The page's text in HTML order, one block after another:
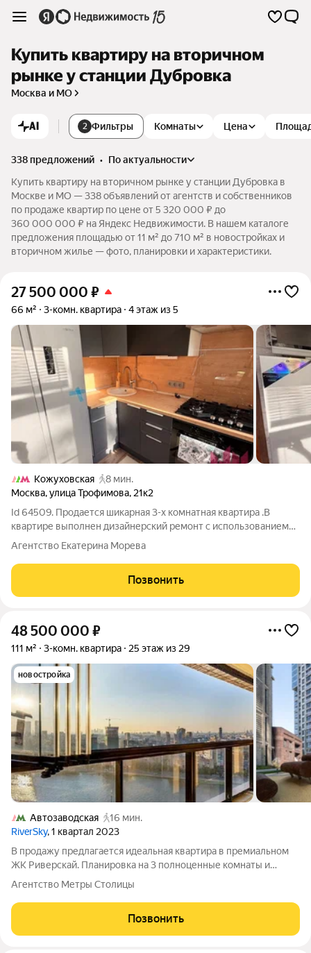
Купить квартиру на вторичном
рынке у станции Дубровка
Москва и МО
AI 2 Фильтры Комнаты Цена
338 предложений •
по актуальности
Купить квартиру на вторичном рынке у станции Дубровка в
Москве и МО — 338 объявлений от агентств и собственников
по продаже квартир по цене от 5 320 000 ₽ до
360 000 000 ₽ на Яндекс Недвижимости. В нашем каталоге
предложения площадью от 11 м² до 710 м² в новостройках и
вторичном жилье — фото, планировки и характеристики.
27 500 000 ₽
66 м² 3-комн. квартира 4 этаж из 5
Кожуховская
8 мин.
Москва,улица Трофимова, 21к2
Id 64509. Продается шикарная 3-х комнатная квартира .В
квартире выполнен дизайнерский ремонт с использованием
качественных и дорогостоящих материалов. В квартире три
изолированные комнаты, кухня и раздельный санузел. Вся
мебель и техника останутся
Агентство Екатерина Морева
Позвонить
48 500 000 ₽
111 м² 3-комн. квартира 25 этаж из 29
новостройка
Автозаводская
16 мин.
RiverSky, 1 квартал 2023
В продажу предлагается идеальная квартира в премиальном
ЖК Риверскай. Планировка на 3 полноценные комнаты и
просторную кухню-гостиную с видом на реку. Жилой комплекс
расположен вдоль набережной Москвы реки, свободной от
авто. Идет реконструкция
Агентство Метры Столицы
Позвонить